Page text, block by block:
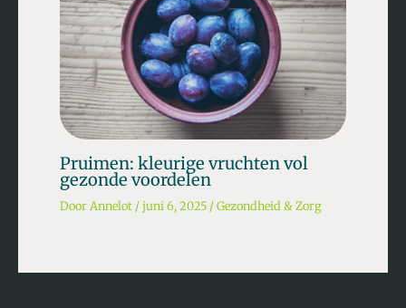
Pruimen: kleurige vruchten vol
gezonde voordelen
Door Annelot /juni 6, 2025 /Gezondheid & Zorg